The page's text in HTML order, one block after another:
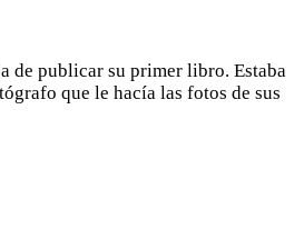
de publicar su primer libro. Estaba
que le hacía las fotos de sus